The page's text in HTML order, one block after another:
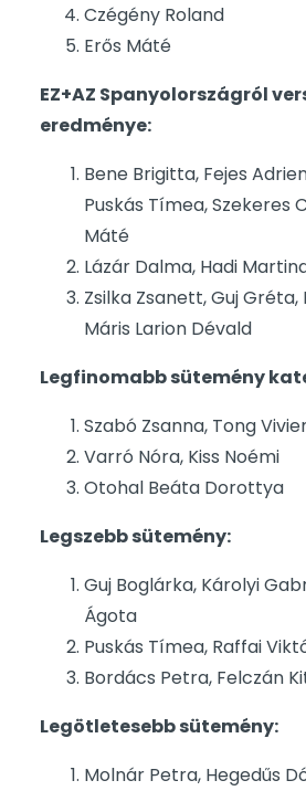
Czégény Roland
Erős Máté
EZ+AZ Spanyolországról
eredménye:
Bene Brigitta, Fejes
Puskás Tímea, Szekeres
Máté
Lázár Dalma, Hadi
Zsilka Zsanett, Guj Gréta,
Máris Larion Dévald
Legfinomabb sütemény
Szabó Zsanna, Tong
Varró Nóra, Kiss Noémi
Otohal Beáta Dorottya
Legszebb sütemény:
Guj Boglárka, Károlyi
Ágota
Puskás Tímea, Raffai
Bordács Petra, Felczán
Legötletesebb sütemény:
Molnár Petra, Hegedűs